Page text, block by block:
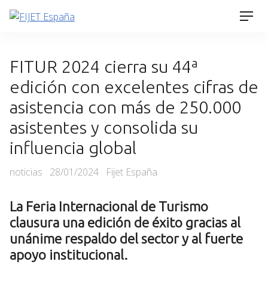
Skip
FITUR 2024 cierra su 44ª
edición con excelentes cifras de
asistencia con más de 250.000
asistentes y consolida su
influencia global
Categories
noticias
Posted
28/01/2024 Fijet España
La Feria Internacional de Turismo
clausura una edición de éxito gracias al
unánime respaldo del sector y al fuerte
apoyo institucional.